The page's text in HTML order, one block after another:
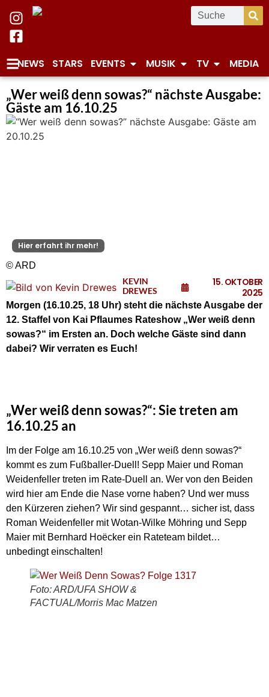
NEWS STARS EVENTS MUSIK TV MEDIA
„Wer weiß denn sowas?“ nächste Ausgabe:
Gäste am 16.10.25
Hier erfahrt ihr mehr!
© ARD
KEVIN
DREWES
15. OKTOBER
2025
Morgen (16.10.25, 18 Uhr) steht die nächste Ausgabe der
12. Staffel von Kai Pflaumes Rateshow „Wer weiß denn
sowas?“ im Ersten an. Doch welche Gäste sind dann
dabei? Wir verraten es Euch!
„Wer weiß denn sowas?“: Sie treten am
16.10.25 an
Im der Folge am 16.10.25 von „Wer weiß denn sowas?“
kommt es zum Fußballer-Duell! Sepp Maier und Roman
Weidenfeller treten im Rate-Duell an. Wer von den Beiden
wird hier am Ende die Nase vorne haben? Und wer muss
den Kürzeren ziehen? Wir sind gespannt… sicher ist, dass
Roman Weidenfeller mit Wotan-Wilke Möhring und Sepp
Maier mit Bernhard Hoëcker ein Rateteam bildet…
unbedingt einschalten!
Foto: ARD/UFA SHOW &
FACTUAL/Morris Mac Matzen